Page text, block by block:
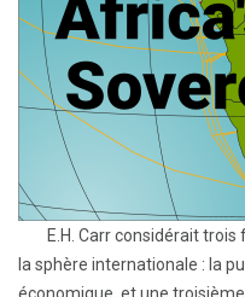
E.H. Carr considérait
la sphère internationale : la